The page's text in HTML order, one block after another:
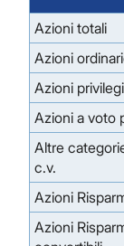
Azioni totali
Azioni
Azioni
Azioni a voto
Altre
c.v.
Azioni
Azioni